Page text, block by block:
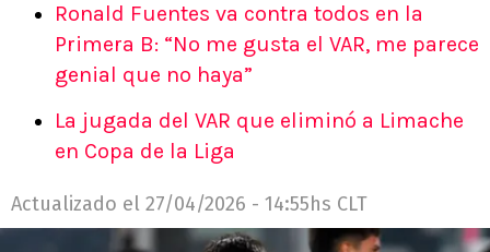
Ronald Fuentes va contra todos en la
Primera B: “No me gusta el VAR, me parece
genial que no haya”
La jugada del VAR que eliminó a Limache
en Copa de la Liga
Actualizado el 27/04/2026 - 14:55hs CLT